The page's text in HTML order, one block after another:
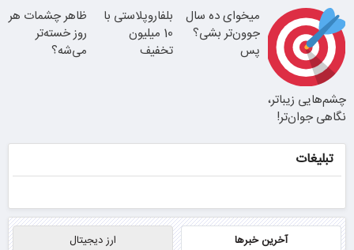
نتیجه‌ای طبیعی
تخفیف ویژه
چشم‌هایی زیباتر،
نگاهی جوان‌تر!
25% تخفیف
بلفاروپلاستی
میخوای ده سال
جوون‌تر بشی؟
پس
بلفاروپلاستی با
10 میلیون
تخفیف
ظاهر چشمات هر
روز خسته‌تر
می‌شه؟
تبلیغات
آخرین خبرها ارز دیجیتال